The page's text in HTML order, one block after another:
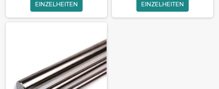
EINZELHEITEN EINZELHEITEN